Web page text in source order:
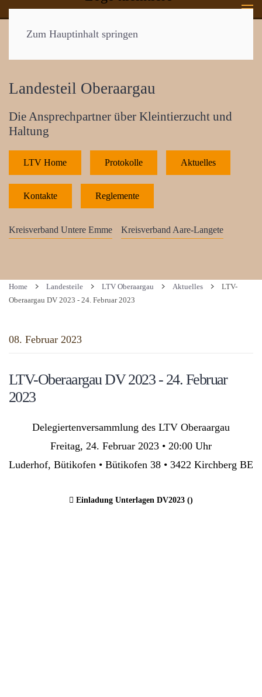
Zum Hauptinhalt springen
Landesteil Oberaargau
Die Ansprechpartner über Kleintierzucht und
Haltung
LTV Home Protokolle Aktuelles
Kontakte Reglemente
Kreisverband Untere Emme Kreisverband Aare-Langete
Home Landesteile LTV Oberaargau Aktuelles
LTV-
Oberaargau DV 2023 - 24. Februar 2023
08. Februar 2023
LTV-Oberaargau DV 2023 - 24. Februar
2023
Delegiertenversammlung des LTV Oberaargau
Freitag, 24. Februar 2023 • 20:00 Uhr
Luderhof, Bütikofen • Bütikofen 38 • 3422 Kirchberg BE
Einladung Unterlagen DV2023 ()